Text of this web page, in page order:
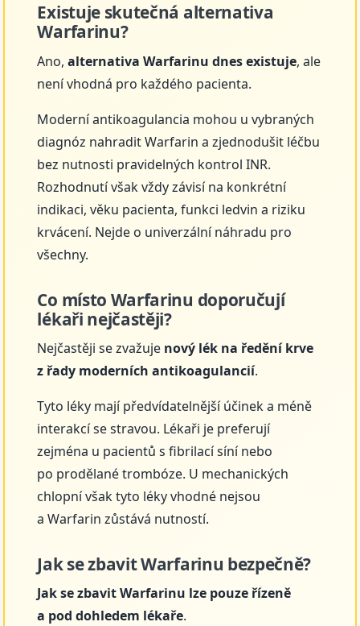
Existuje skutečná alternativa
Warfarinu?
Ano,alternativa Warfarinu dnes existuje, ale
není vhodná pro každého pacienta.
Moderní antikoagulancia mohou u vybraných
diagnóz nahradit Warfarin a zjednodušit léčbu
bez nutnosti pravidelných kontrol INR.
Rozhodnutí však vždy závisí na konkrétní
indikaci, věku pacienta, funkci ledvin a riziku
krvácení. Nejde o univerzální náhradu pro
všechny.
Co místo Warfarinu doporučují
lékaři nejčastěji?
Nejčastěji se zvažuje nový lék na ředění krve
z řady moderních antikoagulancií.
Tyto léky mají předvídatelnější účinek a méně
interakcí se stravou. Lékaři je preferují
zejména u pacientů s fibrilací síní nebo
po prodělané trombóze. U mechanických
chlopní však tyto léky vhodné nejsou
a Warfarin zůstává nutností.
Jak se zbavit Warfarinu bezpečně?
Jak se zbavit Warfarinu lze pouze řízeně
a pod dohledem lékaře.